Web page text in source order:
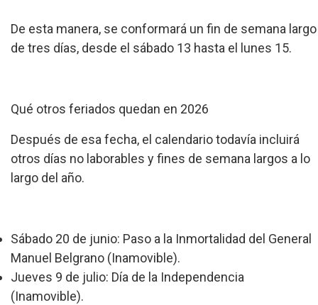
De esta manera, se conformará un fin de semana largo
de tres días, desde el sábado 13 hasta el lunes 15.
Qué otros feriados quedan en 2026
Después de esa fecha, el calendario todavía incluirá
otros días no laborables y fines de semana largos a lo
largo del año.
Sábado 20 de junio: Paso a la Inmortalidad del General
Manuel Belgrano (Inamovible).
Jueves 9 de julio: Día de la Independencia
(Inamovible).